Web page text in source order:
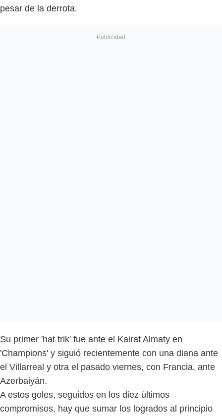
pesar de la derrota.
Su primer 'hat trik' fue ante el Kairat Almaty en
'Champions' y siguió recientemente con una diana ante
el Villarreal y otra el pasado viernes, con Francia, ante
Azerbaiyán.
A estos goles, seguidos en los diez últimos
compromisos, hay que sumar los logrados al principio